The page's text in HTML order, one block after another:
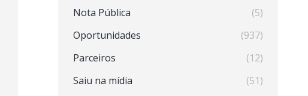
Nota Pública
(5)
Oportunidades
(937)
Parceiros
(12)
Saiu na mídia
(51)